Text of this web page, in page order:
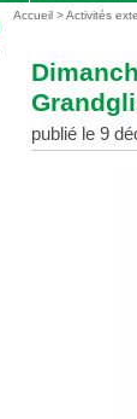
Vous
Accueil >Activités
publié le 9